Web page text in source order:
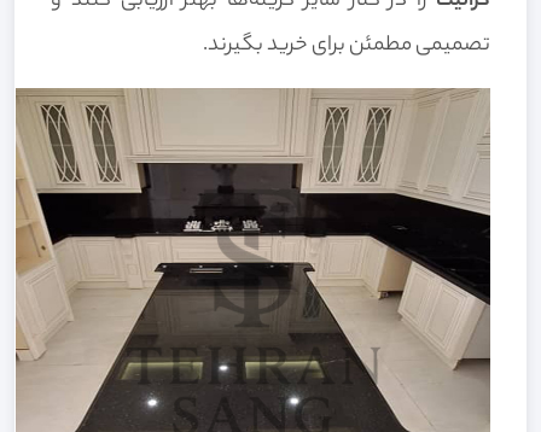
تصمیمی مطمئن برای خرید بگیرند.